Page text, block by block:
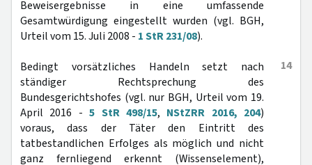
Beweisergebnisse in eine umfassende
Gesamtwürdigung eingestellt wurden (vgl. BGH,
Urteil vom 15. Juli 2008 - 1 StR 231/08).
14
Bedingt vorsätzliches Handeln setzt nach
ständiger Rechtsprechung des
Bundesgerichtshofes (vgl. nur BGH, Urteil vom 19.
April 2016 -5 StR 498/15, NStZRR 2016, 204)
voraus, dass der Täter den Eintritt des
tatbestandlichen Erfolges als möglich und nicht
ganz fernliegend erkennt (Wissenselement),